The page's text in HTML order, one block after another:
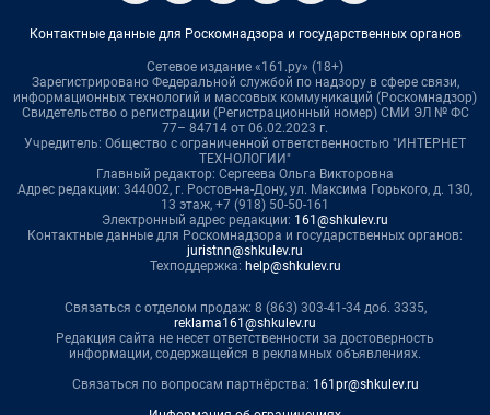
Контактные данные для Роскомнадзора и государственных органов
Сетевое издание «161.ру» (18+)
Зарегистрировано Федеральной службой по надзору в сфере связи,
информационных технологий и массовых коммуникаций (Роскомнадзор)
Свидетельство о регистрации (Регистрационный номер) СМИ ЭЛ № ФС
77– 84714 от 06.02.2023 г.
Учредитель: Общество с ограниченной ответственностью "ИНТЕРНЕТ
ТЕХНОЛОГИИ"
Главный редактор: Сергеева Ольга Викторовна
Адрес редакции: 344002, г. Ростов-на-Дону, ул. Максима Горького, д. 130,
13 этаж, +7 (918) 50-50-161
Электронный адрес редакции: 161@shkulev.ru
Контактные данные для Роскомнадзора и государственных органов:
juristnn@shkulev.ru
Техподдержка: help@shkulev.ru
Связаться с отделом продаж: 8 (863) 303-41-34 доб. 3335,
reklama161@shkulev.ru
Редакция сайта не несет ответственности за достоверность
информации, содержащейся в рекламных объявлениях.
Связаться по вопросам партнёрства: 161pr@shkulev.ru